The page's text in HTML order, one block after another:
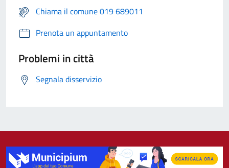
Chiama il comune 019 689011
Prenota un appuntamento
Problemi in città
Segnala disservizio